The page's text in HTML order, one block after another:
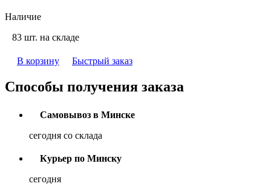
Наличие
83 шт. на складе
В корзину Быстрый заказ
Способы получения заказа
Самовывоз в Минске
сегодня со склада
Курьер по Минску
сегодня